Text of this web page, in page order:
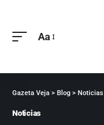
Aa
Gazeta Veja > Blog > Noticias
Noticias